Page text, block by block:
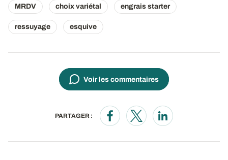
MRDV choix variétal engrais starter
ressuyage esquive
Voir les commentaires
PARTAGER :
Opens in a new window
Opens in a new window
Opens in a new